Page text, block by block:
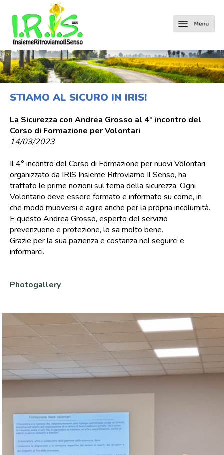
STIAMO AL SICURO IN IRIS!
La Sicurezza con Andrea Grosso al 4º incontro del
Corso di Formazione per Volontari
14/03/2023
Il 4° incontro del Corso di Formazione per nuovi Volontari
organizzato da IRIS Insieme Ritroviamo Il Senso, ha
trattato le prime nozioni sul tema della sicurezza. Ogni
Volontario deve essere formato e informato su come, in
che modo muoversi e agire anche per la propria incolumità.
E questo Andrea Grosso, esperto del servizio
prevenzuone e protezione, lo sa molto bene.
Grazie per la sua pazienza e costanza nel seguirci e
informarci.
Photogallery